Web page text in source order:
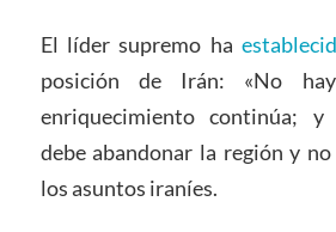
El líder supremo ha
posición de Irán: «No
enriquecimiento continúa; y
debe abandonar la región y
los asuntos iraníes.